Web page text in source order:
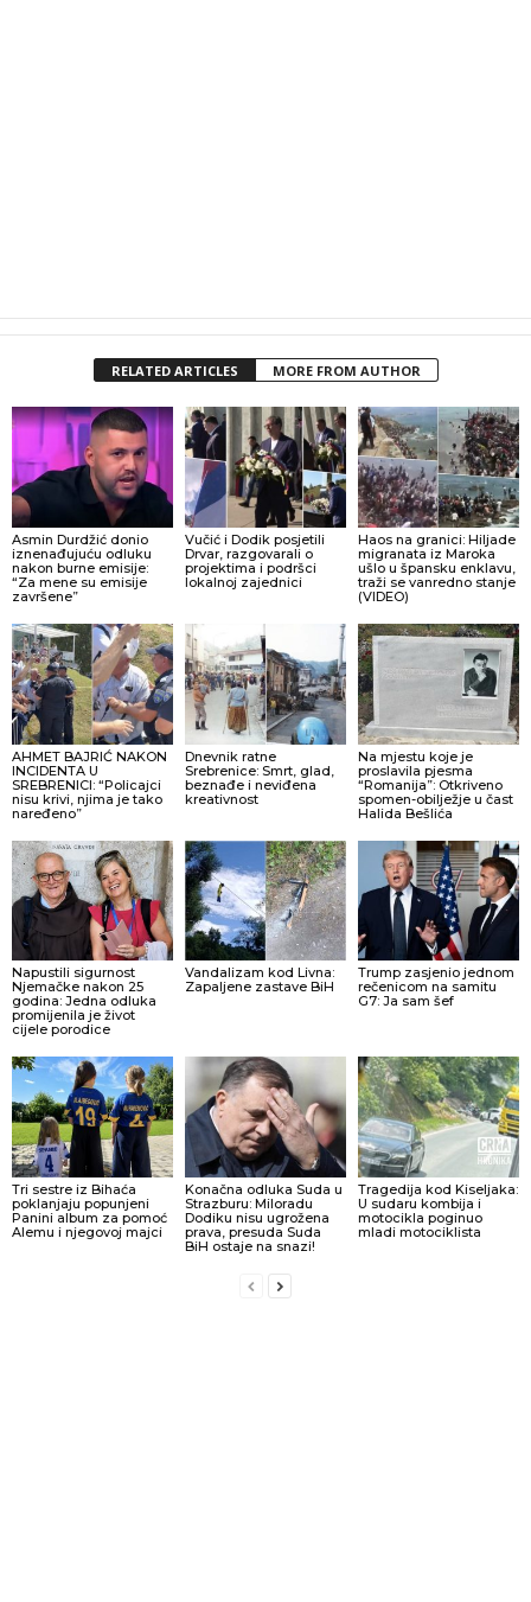
RELATED ARTICLES MORE FROM AUTHOR
Asmin Durdžić donio
iznenađujuću odluku
nakon burne emisije:
“Za mene su emisije
završene”
Vučić i Dodik posjetili
Drvar, razgovarali o
projektima i podršci
lokalnoj zajednici
Haos na granici: Hiljade
migranata iz Maroka
ušlo u špansku enklavu,
traži se vanredno stanje
(VIDEO)
AHMET BAJRIĆ NAKON
INCIDENTA U
SREBRENICI: “Policajci
nisu krivi, njima je tako
naređeno”
Dnevnik ratne
Srebrenice: Smrt, glad,
beznađe i neviđena
kreativnost
Na mjestu koje je
proslavila pjesma
“Romanija”: Otkriveno
spomen-obilježje u čast
Halida Bešlića
Napustili sigurnost
Njemačke nakon 25
godina: Jedna odluka
promijenila je život
cijele porodice
Vandalizam kod Livna:
Zapaljene zastave BiH
Trump zasjenio jednom
rečenicom na samitu
G7: Ja sam šef
Tri sestre iz Bihaća
poklanjaju popunjeni
Panini album za pomoć
Alemu i njegovoj majci
Konačna odluka Suda u
Strazburu: Miloradu
Dodiku nisu ugrožena
prava, presuda Suda
BiH ostaje na snazi!
Tragedija kod Kiseljaka:
U sudaru kombija i
motocikla poginuo
mladi motociklista